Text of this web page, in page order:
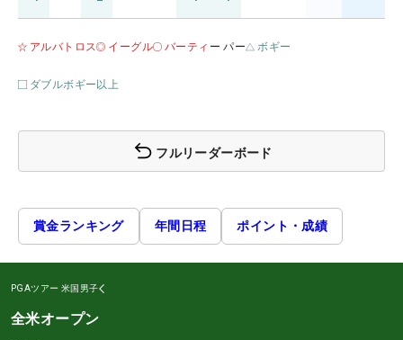
アルバトロス イーグル バーティ ー パー ボギー
ダブルボギー以上
フルリーダーボード
賞金ランキング 年間日程 ポイント・成績
PGAツアー 米国男子
全米オープン